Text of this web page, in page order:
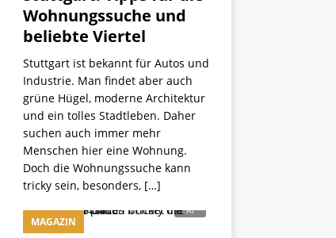
Wohnungssuche und
beliebte Viertel
Stuttgart ist bekannt für Autos und
Industrie. Man findet aber auch
grüne Hügel, moderne Architektur
und ein tolles Stadtleben. Daher
suchen auch immer mehr
Menschen hier eine Wohnung.
Doch die Wohnungssuche kann
tricky sein, besonders, […]
MAGAZIN